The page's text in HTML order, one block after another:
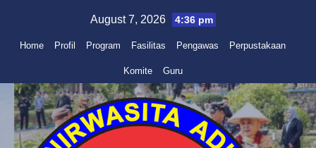
content
August 7, 2026 4:36 pm
Home Profil Program Fasilitas Pengawas Perpustakaan
Komite Guru